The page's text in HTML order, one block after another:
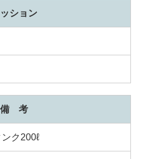
ション
備 考
ク200ℓ